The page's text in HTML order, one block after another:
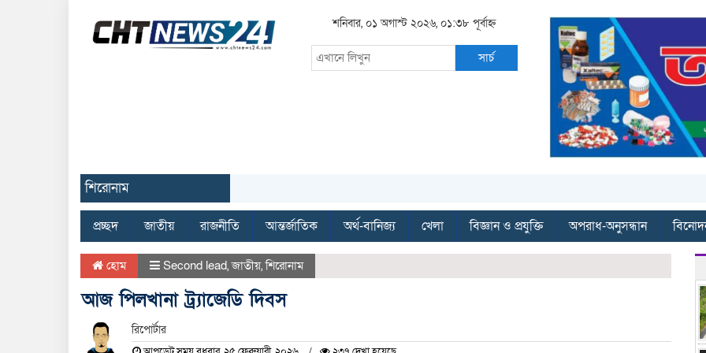
শনিবার, ০১ অগাস্ট ২০২৬, ০১:৩৮ পূর্বাহ্ন
সার্চ
শিরোনাম
প্রচ্ছদ জাতীয় রাজনীতি আন্তর্জাতিক অর্থ-বানিজ্য খেলা বিজ্ঞান ও প্রযুক্তি অপরাধ-অনুসন্ধান
হোম Second lead,জাতীয়,শিরোনাম
আজ পিলখানা ট্র্যাজেডি দিবস
রিপোর্টার